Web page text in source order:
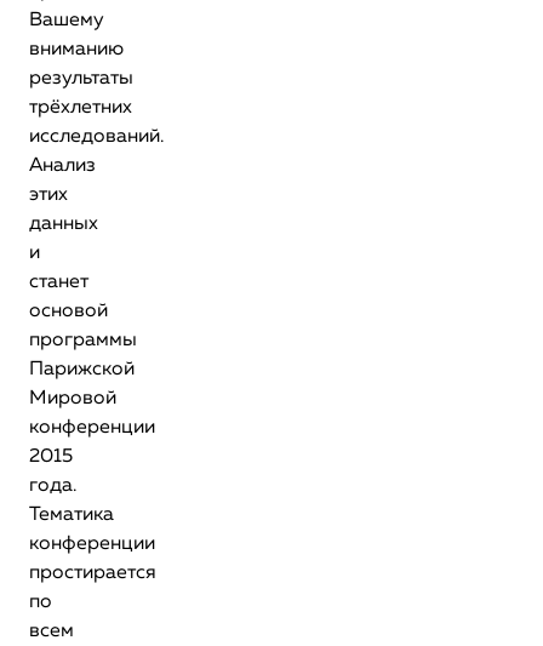
Вашему
вниманию
результаты
трёхлетних
исследований.
Анализ
этих
данных
и
станет
основой
программы
Парижской
Мировой
конференции
2015
года.
Тематика
конференции
простирается
по
всем